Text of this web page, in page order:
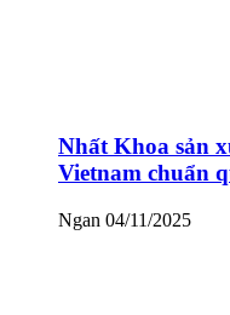
Nhất Khoa sản
Vietnam chuẩn
Ngan 04/11/2025